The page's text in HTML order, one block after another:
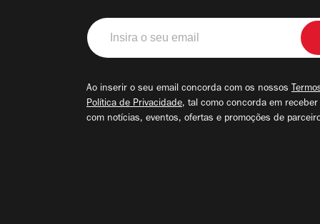
Insira
o
seu
Ao inserir o seu email concorda com os nossos
Política de Privacidade, tal como concorda em
com notícias, eventos, ofertas e promoções de